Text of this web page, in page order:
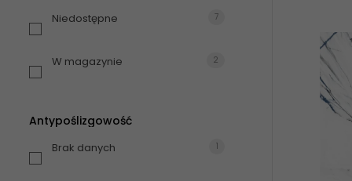
Niedostępne 7
W magazynie 2
Antypoślizgowość
Brak danych 1